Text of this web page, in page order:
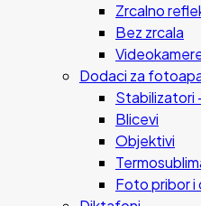
Zrcalno
Bez zrcala
Dodaci za
Stabilizatori
Blicevi
Objektivi
Foto pribor i